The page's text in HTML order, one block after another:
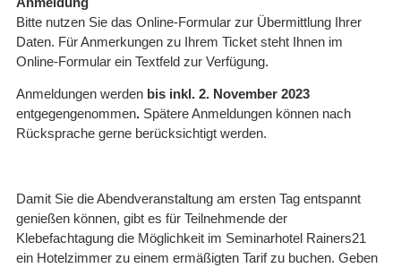
Bitte nutzen Sie das Online-Formular zur Übermittlung Ihrer
Daten. Für Anmerkungen zu Ihrem Ticket steht Ihnen im
Online-Formular ein Textfeld zur Verfügung.
Anmeldungen werden bis inkl. 2. November 2023
entgegengenommen. Spätere Anmeldungen können nach
Rücksprache gerne berücksichtigt werden.
Damit Sie die Abendveranstaltung am ersten Tag entspannt
genießen können, gibt es für Teilnehmende der
Klebefachtagung die Möglichkeit im Seminarhotel Rainers21
ein Hotelzimmer zu einem ermäßigten Tarif zu buchen. Geben